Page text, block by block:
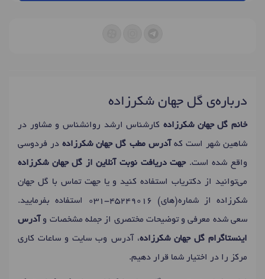
درباره‌ی گل جهان شکرزاده
خانم گل جهان شکرزاده کارشناس ارشد روانشناس و مشاور در
شاهین شهر است که آدرس مطب گل جهان شکرزادهدر فردوسی
واقع شده است.جهت دریافت نوبت آنلاین از گل جهان شکرزاده
می‌توانید از دکتریاب استفاده کنید و یا جهت تماس با گل جهان
شکرزاده از شماره(های) 031-45249016
استفاده بفرمایید.
سعی شده معرفی و توضیحات مختصری از جمله مشخصات و آدرس
اینستاگرام گل جهان شکرزاده، آدرس وب سایت و ساعات کاری
مرکز را در اختیار شما قرار دهیم.